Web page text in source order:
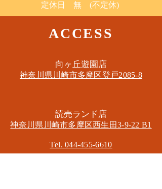
定休日 無 (不定休)
ACCESS
​向ヶ丘遊園店
神奈川県川崎市多摩区​登戸2085-8
​読売ランド店
神奈川県川崎市多摩区​西生田3-9-22 B1
Tel. 044-455-6610